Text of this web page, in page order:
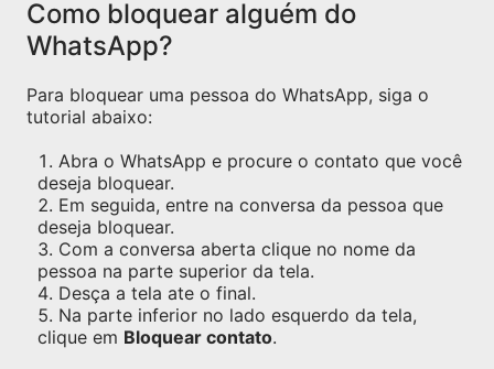
Como bloquear alguém do
WhatsApp?
Para bloquear uma pessoa do WhatsApp, siga o
tutorial abaixo:
Abra o WhatsApp e procure o contato que você
deseja bloquear.
Em seguida, entre na conversa da pessoa que
deseja bloquear.
Com a conversa aberta clique no nome da
pessoa na parte superior da tela.
Desça a tela ate o final.
Na parte inferior no lado esquerdo da tela,
clique em Bloquear contato.